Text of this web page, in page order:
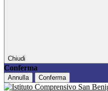
Chiudi
Conferma
Annulla Conferma